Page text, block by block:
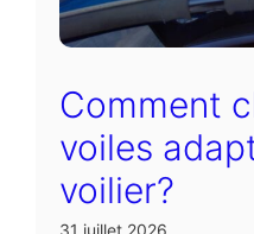
Comment
voiles
voilier?
31 juillet 2026